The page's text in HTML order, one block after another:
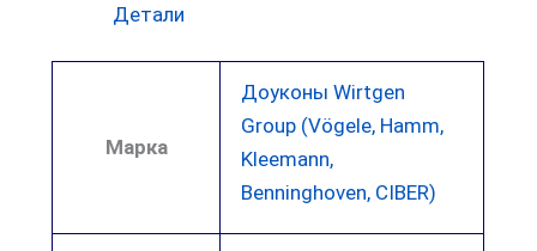
Детали
Марка
Доуконы Wirtgen
Group (Vögele, Hamm,
Kleemann,
Benninghoven, CIBER)